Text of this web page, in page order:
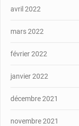
avril 2022
mars 2022
février 2022
janvier 2022
décembre 2021
novembre 2021